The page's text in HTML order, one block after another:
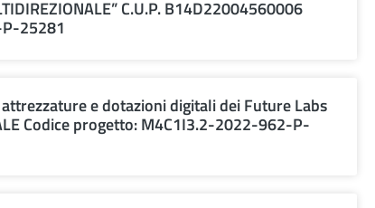
C.U.P. B14D22004560006
25281
e dotazioni digitali dei Future Labs
Codice progetto: M4C1I3.2-2022-962-P-